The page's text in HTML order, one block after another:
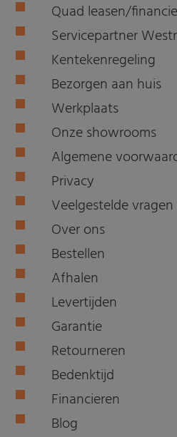
Quad leasen/
Servicepartner
Kentekenregeling
Bezorgen aan huis
Werkplaats
Onze showrooms
Algemene
Privacy
Veelgestelde vragen
Over ons
Bestellen
Afhalen
Levertijden
Garantie
Retourneren
Bedenktijd
Financieren
Blog